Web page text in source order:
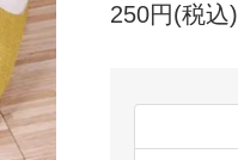
250円(税込)